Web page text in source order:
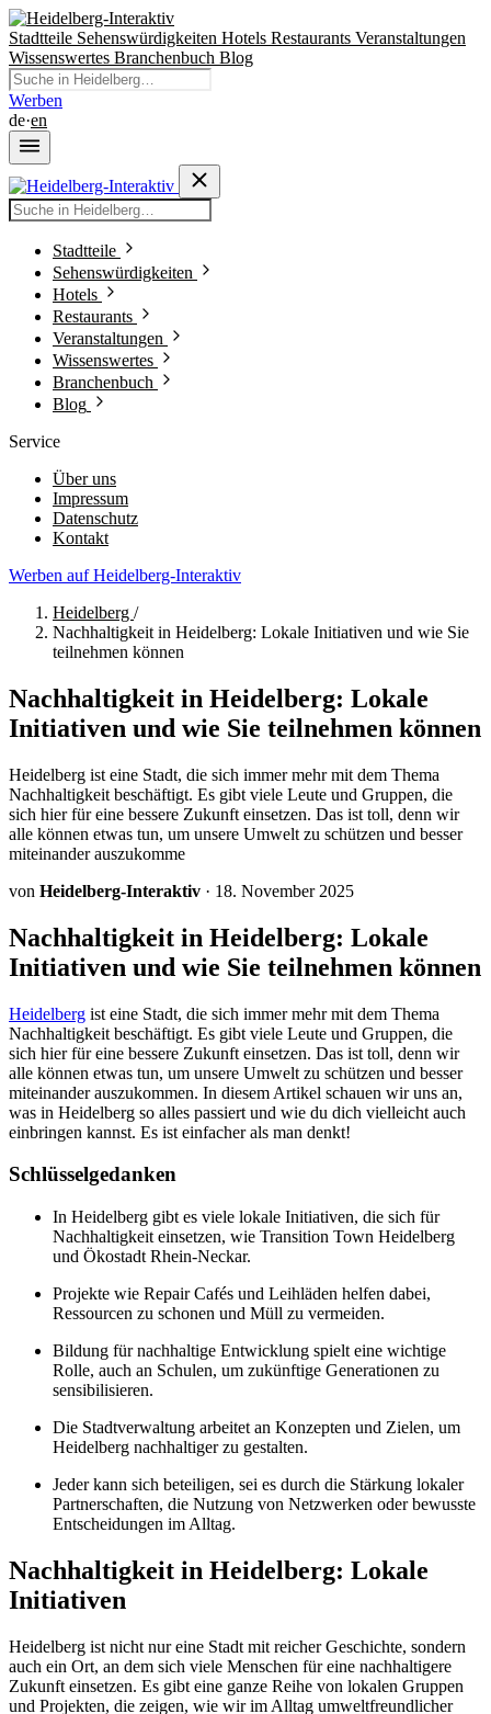
Stadtteile Sehenswürdigkeiten Hotels Restaurants Veranstaltungen
Wissenswertes Branchenbuch Blog
Werben
de·en
Stadtteile
Sehenswürdigkeiten
Hotels
Restaurants
Veranstaltungen
Wissenswertes
Branchenbuch
Blog
Service
Über uns
Impressum
Datenschutz
Kontakt
Werben auf Heidelberg-Interaktiv
Heidelberg /
Nachhaltigkeit in Heidelberg: Lokale Initiativen und wie Sie
teilnehmen können
Nachhaltigkeit in Heidelberg: Lokale
Initiativen und wie Sie teilnehmen können
Heidelberg ist eine Stadt, die sich immer mehr mit dem Thema
Nachhaltigkeit beschäftigt. Es gibt viele Leute und Gruppen, die
sich hier für eine bessere Zukunft einsetzen. Das ist toll, denn wir
alle können etwas tun, um unsere Umwelt zu schützen und besser
miteinander auszukomme
von Heidelberg-Interaktiv · 18. November 2025
Nachhaltigkeit in Heidelberg: Lokale
Initiativen und wie Sie teilnehmen können
Heidelberg ist eine Stadt, die sich immer mehr mit dem Thema
Nachhaltigkeit beschäftigt. Es gibt viele Leute und Gruppen, die
sich hier für eine bessere Zukunft einsetzen. Das ist toll, denn wir
alle können etwas tun, um unsere Umwelt zu schützen und besser
miteinander auszukommen. In diesem Artikel schauen wir uns an,
was in Heidelberg so alles passiert und wie du dich vielleicht auch
einbringen kannst. Es ist einfacher als man denkt!
Schlüsselgedanken
In Heidelberg gibt es viele lokale Initiativen, die sich für
Nachhaltigkeit einsetzen, wie Transition Town Heidelberg
und Ökostadt Rhein-Neckar.
Projekte wie Repair Cafés und Leihläden helfen dabei,
Ressourcen zu schonen und Müll zu vermeiden.
Bildung für nachhaltige Entwicklung spielt eine wichtige
Rolle, auch an Schulen, um zukünftige Generationen zu
sensibilisieren.
Die Stadtverwaltung arbeitet an Konzepten und Zielen, um
Heidelberg nachhaltiger zu gestalten.
Jeder kann sich beteiligen, sei es durch die Stärkung lokaler
Partnerschaften, die Nutzung von Netzwerken oder bewusste
Entscheidungen im Alltag.
Nachhaltigkeit in Heidelberg: Lokale
Initiativen
Heidelberg ist nicht nur eine Stadt mit reicher Geschichte, sondern
auch ein Ort, an dem sich viele Menschen für eine nachhaltigere
Zukunft einsetzen. Es gibt eine ganze Reihe von lokalen Gruppen
und Projekten, die zeigen, wie wir im Alltag umweltfreundlicher